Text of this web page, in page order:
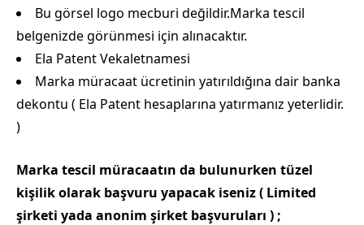
Bu görsel logo mecburi değildir.Marka tescil
belgenizde görünmesi için alınacaktır.
Ela Patent Vekaletnamesi
Marka müracaat ücretinin yatırıldığına dair banka
dekontu ( Ela Patent hesaplarına yatırmanız yeterlidir.
)
Marka tescil müracaatın da bulunurken tüzel
kişilik olarak başvuru yapacak iseniz ( Limited
şirketi yada anonim şirket başvuruları ) ;